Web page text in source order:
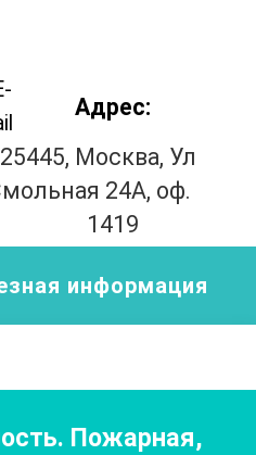
Адрес:
Москва, Ул
24А, оф.
1419
информация
Пожарная,